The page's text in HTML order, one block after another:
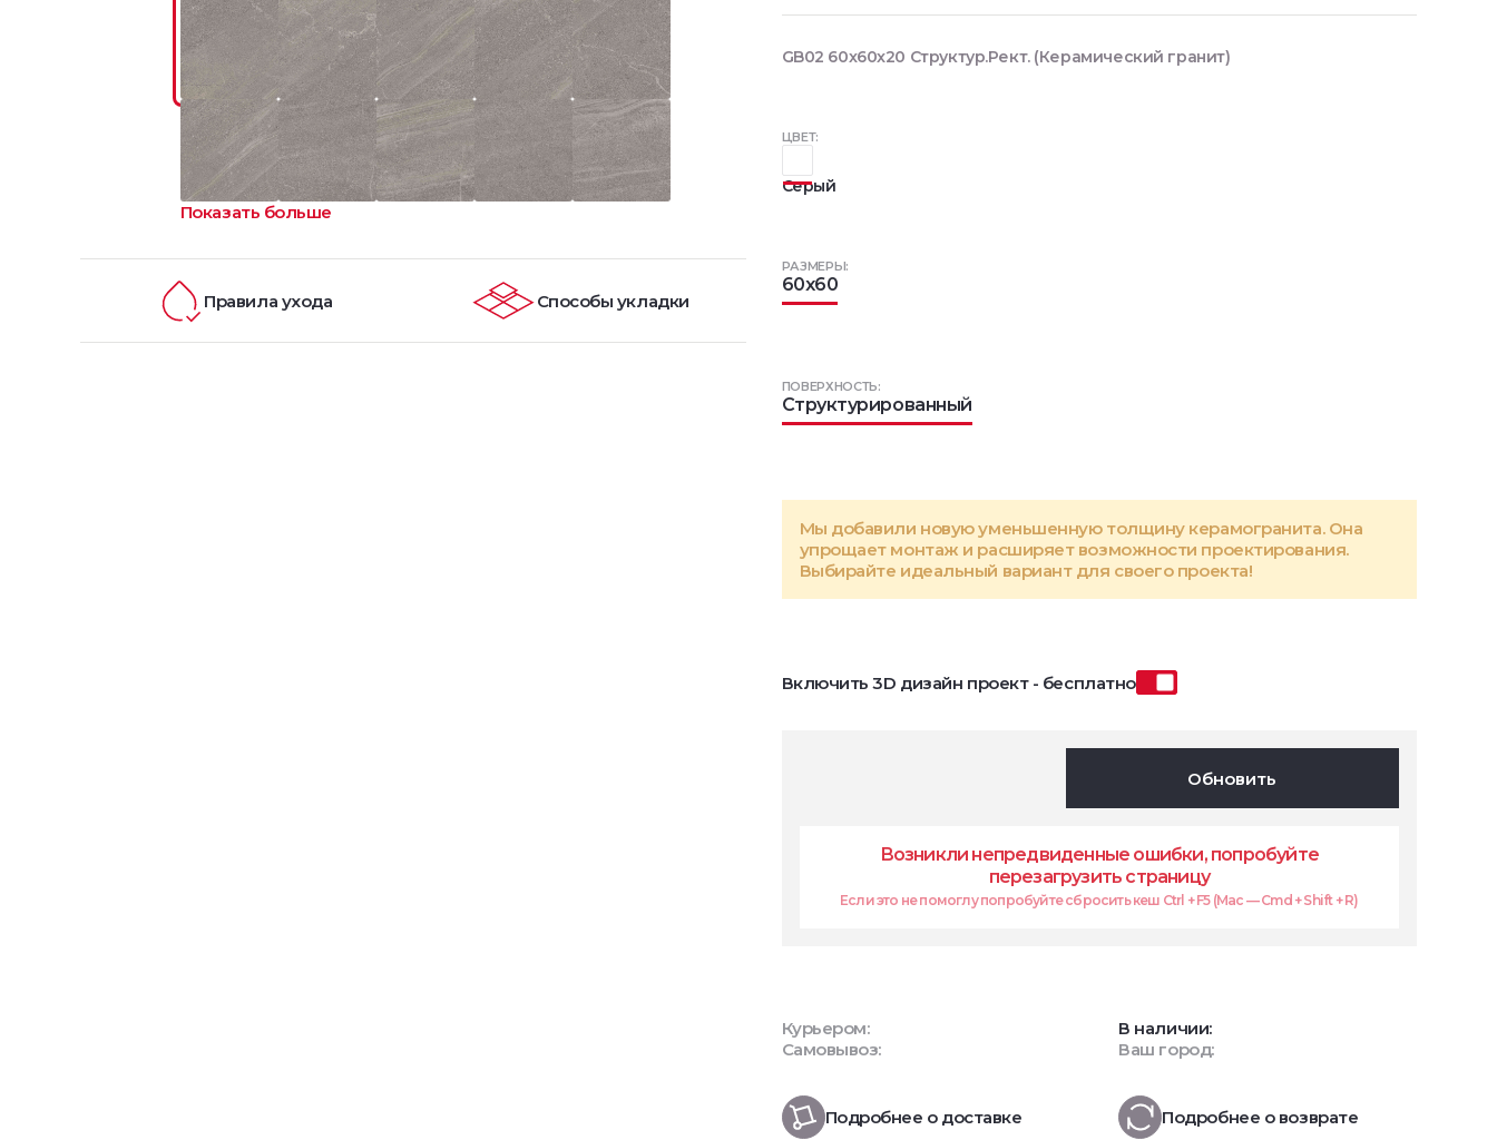
Показать больше
ЦВЕТ:
Серый
РАЗМЕРЫ:
60x60
ПОВЕРХНОСТЬ:
Структурированный
Мы добавили новую уменьшенную толщину керамогранита. Она
упрощает монтаж и расширяет возможности проектирования.
Выбирайте идеальный вариант для своего проекта!
Включить 3D дизайн проект - бесплатно
Обновить
Возникли непредвиденные ошибки, попробуйте
перезагрузить страницу
Если это не помоглу попробуйте сбросить кеш Ctrl + F5 (Mac — Cmd + Shift + R)
Курьером:
Самовывоз:
В наличии:
Ваш город:
Подробнее о доставке Подробнее о возврате
GB02 60x60x20 Структур.Рект. (Керамический гранит)
Правила ухода Способы укладки